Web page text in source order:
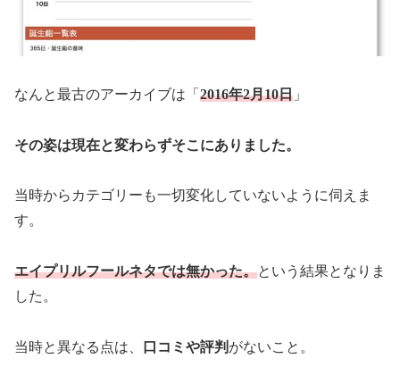
なんと最古のアーカイブは「 2016年2月10日 」
その姿は現在と変わらずそこにありました。
当時からカテゴリーも一切変化していないように伺えま
す。
エイプリルフールネタでは無かった。という結果となりま
した。
当時と異なる点は、 口コミや評判 がないこと。